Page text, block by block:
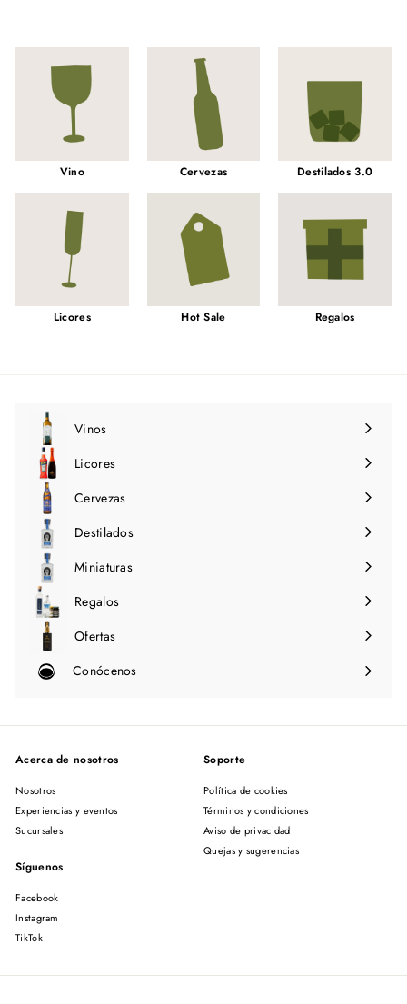
0
0
Vino Cervezas Destilados 3.0
Licores Hot Sale Regalos
Vinos
Expandir
menú
Licores
Expandir
menú
Cervezas
Expandir
menú
Destilados
Expandir
menú
Miniaturas
Regalos
Ofertas
Conócenos
Expandir
Acerca de nosotros
Nosotros
Experiencias y eventos
Sucursales
Soporte
Política de cookies
Términos y condiciones
Aviso de privacidad
Quejas y sugerencias
Síguenos
Facebook
Instagram
TikTok